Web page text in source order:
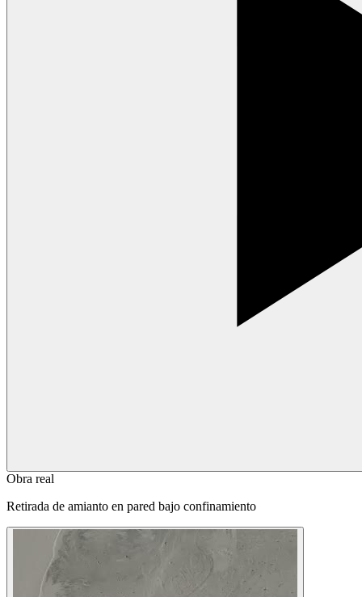
Obra real
Retirada de amianto en pared bajo confinamiento